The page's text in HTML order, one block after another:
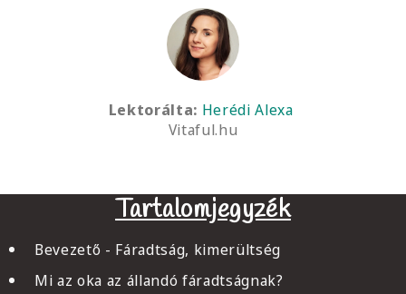
Lektorálta: Herédi Alexa
Vitaful.hu
Tartalomjegyzék
Bevezető - Fáradtság, kimerültség
Mi az oka az állandó fáradtságnak?